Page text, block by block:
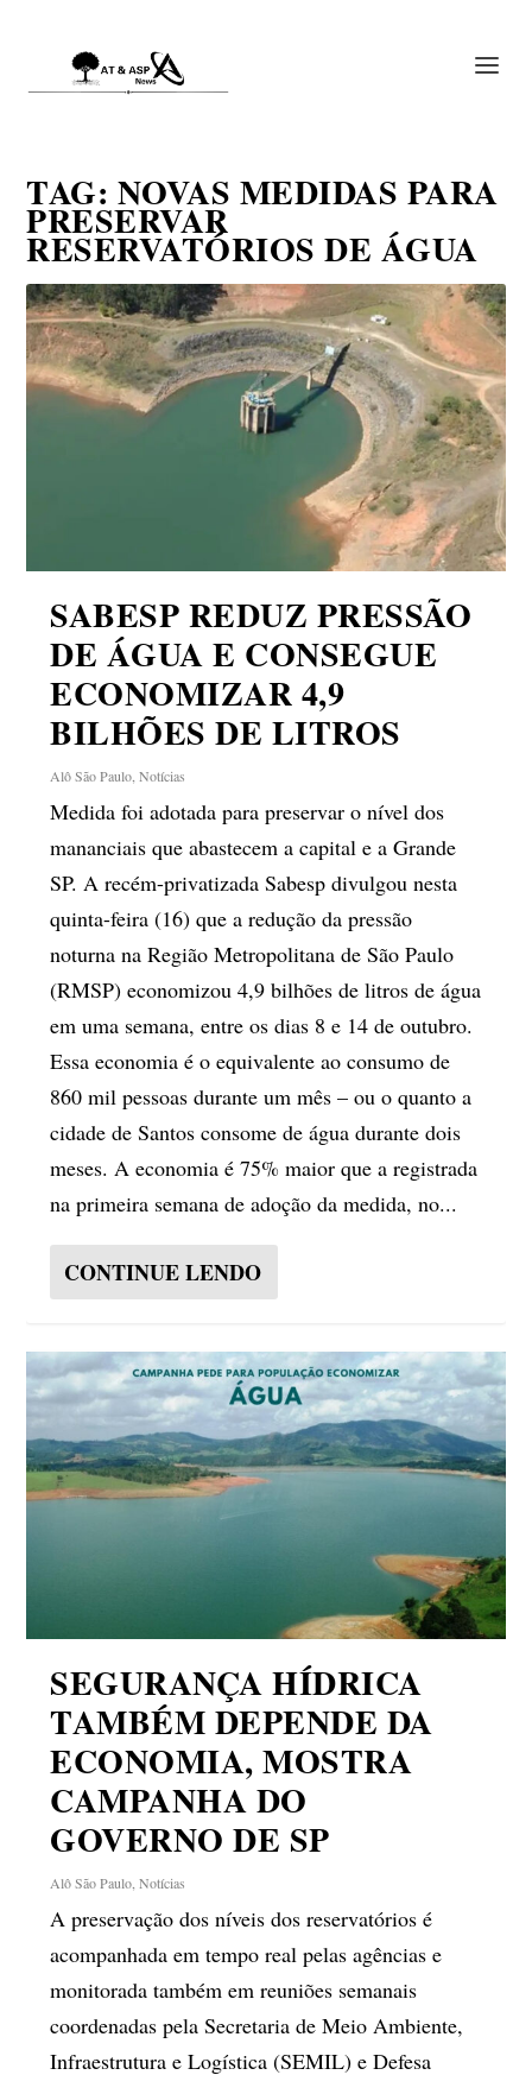
TAG: NOVAS MEDIDAS PARA
PRESERVAR
RESERVATÓRIOS DE ÁGUA
SABESP REDUZ PRESSÃO
DE ÁGUA E CONSEGUE
ECONOMIZAR 4,9
BILHÕES DE LITROS
Alô São Paulo ,Notícias
Medida foi adotada para preservar o nível dos
mananciais que abastecem a capital e a Grande
SP. A recém-privatizada Sabesp divulgou nesta
quinta-feira (16) que a redução da pressão
noturna na Região Metropolitana de São Paulo
(RMSP) economizou 4,9 bilhões de litros de água
em uma semana, entre os dias 8 e 14 de outubro.
Essa economia é o equivalente ao consumo de
860 mil pessoas durante um mês – ou o quanto a
cidade de Santos consome de água durante dois
meses. A economia é 75% maior que a registrada
na primeira semana de adoção da medida, no...
CONTINUE LENDO
SEGURANÇA HÍDRICA
TAMBÉM DEPENDE DA
ECONOMIA, MOSTRA
CAMPANHA DO
GOVERNO DE SP
Alô São Paulo ,Notícias
A preservação dos níveis dos reservatórios é
acompanhada em tempo real pelas agências e
monitorada também em reuniões semanais
coordenadas pela Secretaria de Meio Ambiente,
Infraestrutura e Logística (SEMIL) e Defesa